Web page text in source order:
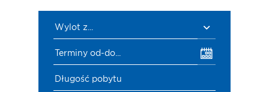
Wylot z...
Terminy od-do...
Długość pobytu